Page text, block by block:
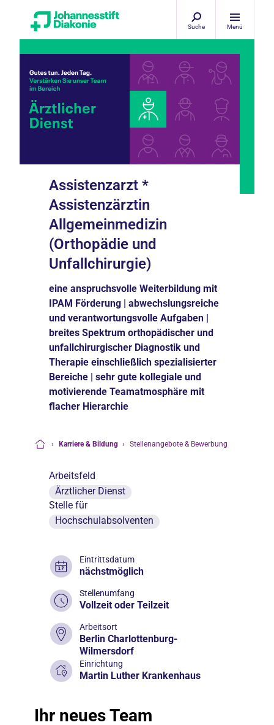
Suche Menü
Assistenzarzt *
Assistenzärztin
Allgemeinmedizin
(Orthopädie und
Unfallchirurgie)
eine anspruchsvolle Weiterbildung mit
IPAM Förderung | abwechslungsreiche
und verantwortungsvolle Aufgaben |
breites Spektrum orthopädischer und
unfallchirurgischer Diagnostik und
Therapie einschließlich spezialisierter
Bereiche | sehr gute kollegiale und
motivierende Teamatmosphäre mit
flacher Hierarchie
› Karriere & Bildung › Stellenangebote & Bewerbung
Arbeitsfeld
Ärztlicher Dienst
Stelle für
Hochschulabsolventen
Eintrittsdatum
nächstmöglich
Stellenumfang
Vollzeit oder Teilzeit
Arbeitsort
Berlin Charlottenburg-
Wilmersdorf
Einrichtung
Martin Luther Krankenhaus
Ihr neues Team